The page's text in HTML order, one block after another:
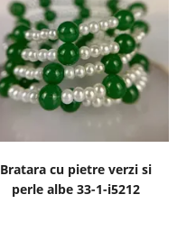
Bratara cu pietre verzi si
perle albe 33-1-i5212